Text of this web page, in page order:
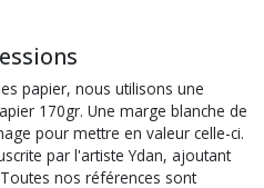
papier, nous utilisons une
170gr. Une marge blanche de
pour mettre en valeur celle-ci.
par l'artiste Ydan, ajoutant
nos références sont